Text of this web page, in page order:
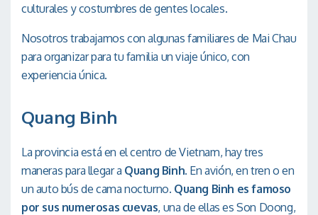
culturales y costumbres de gentes locales.
Nosotros trabajamos con algunas familiares de Mai Chau
para organizar para tu familia un viaje único, con
experiencia única.
Quang Binh
La provincia está en el centro de Vietnam, hay tres
maneras para llegar a Quang Binh. En avión, en tren o en
un auto bús de cama nocturno. Quang Binh es famoso
por sus numerosas cuevas, una de ellas es Son Doong,